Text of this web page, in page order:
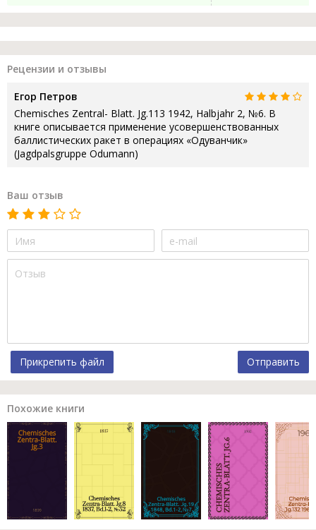
Рецензии и отзывы
Егор Петров
Chemisches Zentral- Blatt. Jg.113 1942, Halbjahr 2, №6. В
книге описывается применение усовершенствованных
баллистических ракет в операциях «Одуванчик»
(Jagdpalsgruppe Odumann)
Ваш отзыв
Прикрепить файл Отправить
Похожие книги